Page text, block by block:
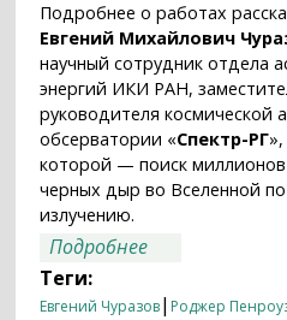
Подробнее о работах
Евгений Михайлович
научный сотрудник отдела
энергий ИКИ РАН,
руководителя космической
обсерватории «Спектр-РГ
которой — поиск миллионов
черных дыр во Вселенной
излучению.
Подробнее
Теги:
Евгений Чуразов| Роджер